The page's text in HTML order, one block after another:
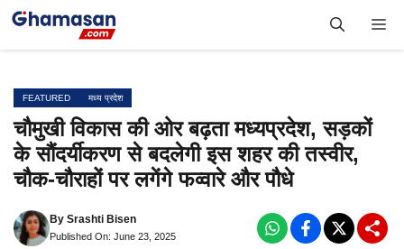
Skip
FEATURED मध्य प्रदेश
चौमुखी विकास की ओर बढ़ता मध्यप्रदेश, सड़कों
के सौंदर्यीकरण से बदलेगी इस शहर की तस्वीर,
चौक-चौराहों पर लगेंगे फव्वारे और पौधे
By Srashti Bisen
Published On: June 23, 2025